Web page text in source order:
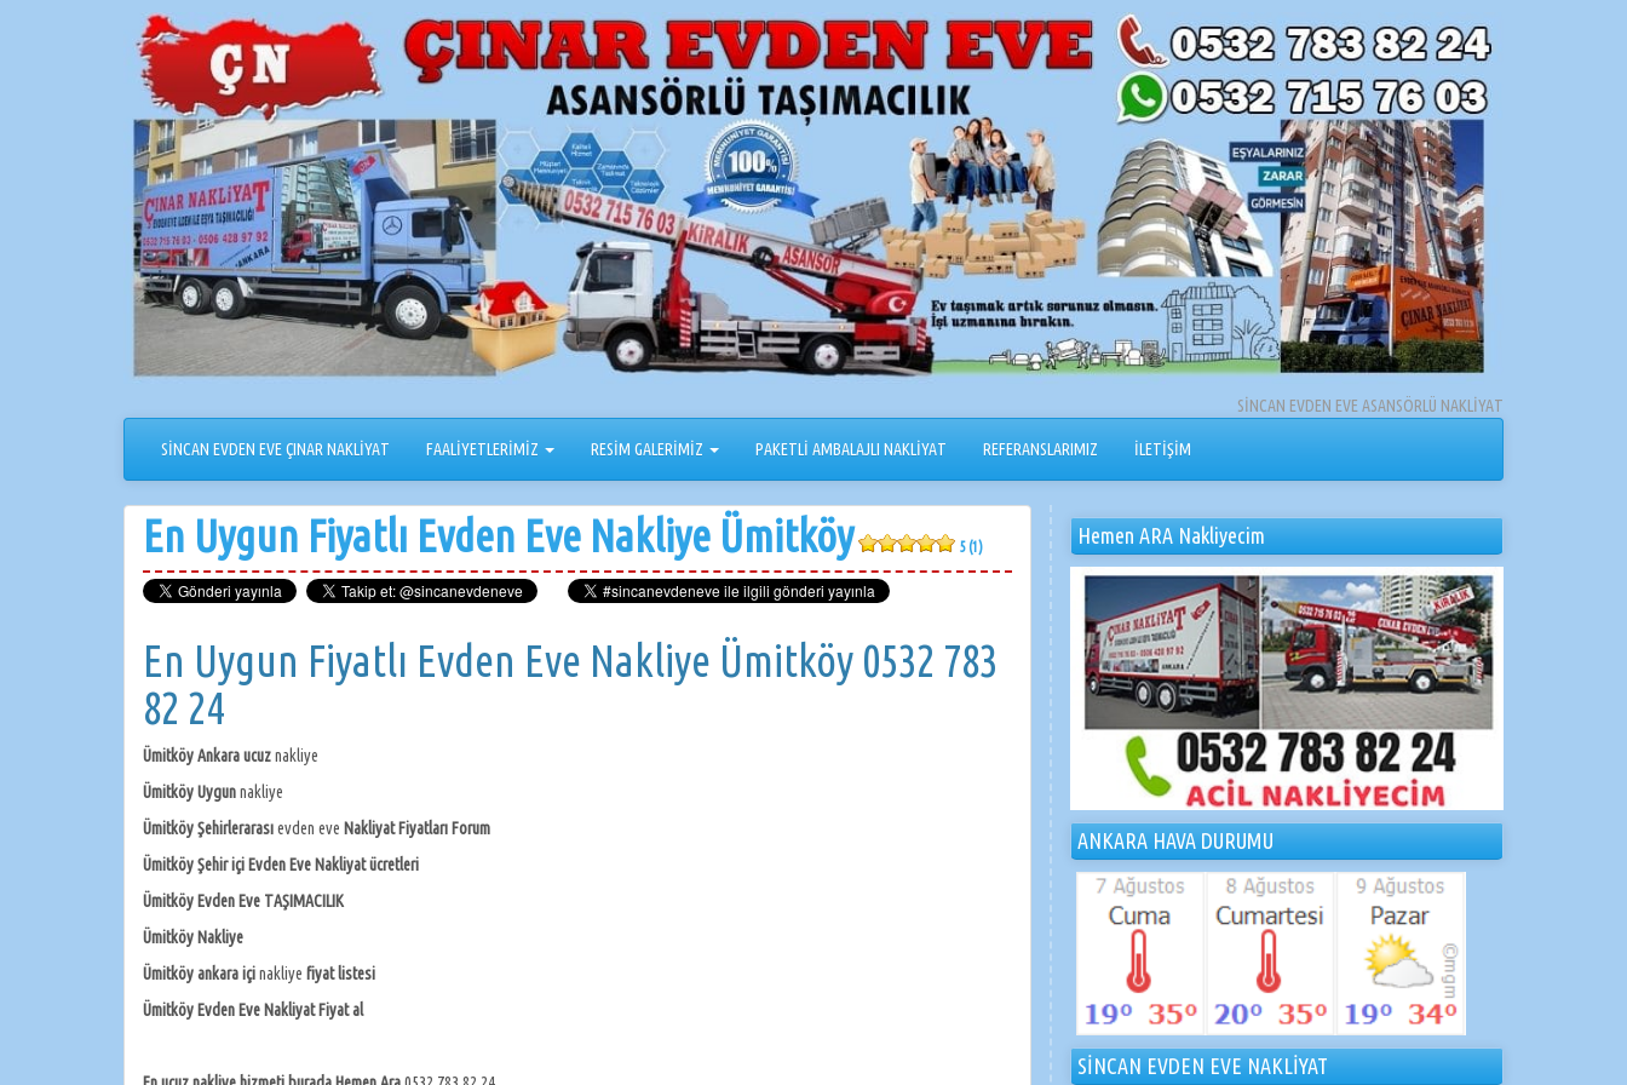
SİNCAN EVDEN EVE ASANSÖRLÜ NAKLİYAT
SİNCAN EVDEN EVE ÇINAR NAKLİYAT FAALİYETLERİMİZ RESİM GALERİMİZ PAKETLİ AMBALAJLI NAKLİYAT REFERANSLARIMIZ İLETİŞİM
En Uygun Fiyatlı Evden Eve Nakliye Ümitköy 5 (1)
En Uygun Fiyatlı Evden Eve Nakliye Ümitköy 0532 783
82 24
Ümitköy Ankara ucuznakliye
Ümitköy Uygunnakliye
Ümitköy Şehirlerarasıevden eve Nakliyat Fiyatları Forum
Ümitköy Şehir içi Evden Eve Nakliyat ücretleri
Ümitköy Evden Eve TAŞIMACILIK
Ümitköy Nakliye
Ümitköy ankara içinakliye fiyat listesi
Ümitköy Evden Eve Nakliyat Fiyat al
Hemen ARA Nakliyecim
ANKARA HAVA DURUMU
SİNCAN EVDEN EVE NAKLİYAT